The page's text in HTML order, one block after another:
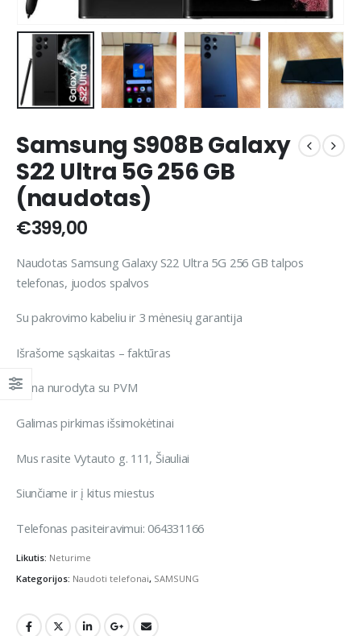
Samsung S908B Galaxy
S22 Ultra 5G 256 GB
(naudotas)
€399,00
Naudotas Samsung Galaxy S22 Ultra 5G 256 GB talpos
telefonas, juodos spalvos
Su pakrovimo kabeliu ir 3 mėnesių garantija
Išrašome sąskaitas – faktūras
Kaina nurodyta su PVM
Galimas pirkimas išsimokėtinai
Mus rasite Vytauto g. 111, Šiauliai
Siunčiame ir į kitus miestus
Telefonas pasiteiravimui: 064331166
Likutis: Neturime
Kategorijos: Naudoti telefonai, SAMSUNG